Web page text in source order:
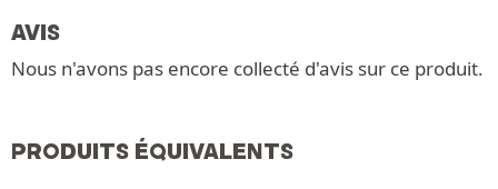
AVIS
Nous n'avons pas encore collecté d'avis sur ce produit.
PRODUITS ÉQUIVALENTS